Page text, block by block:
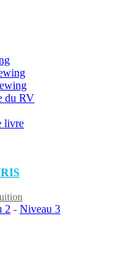
du RV
livre
2 - Niveau 3